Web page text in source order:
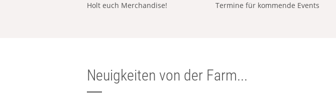
Holt euch Merchandise!
Termine für kommende Events
Neuigkeiten von der Farm...